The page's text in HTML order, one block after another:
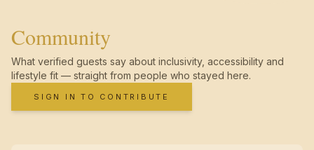
Community
What verified guests say about inclusivity, accessibility and
lifestyle fit — straight from people who stayed here.
SIGN IN TO CONTRIBUTE